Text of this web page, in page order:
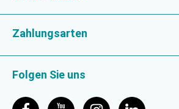
Zahlungsarten
Folgen Sie uns